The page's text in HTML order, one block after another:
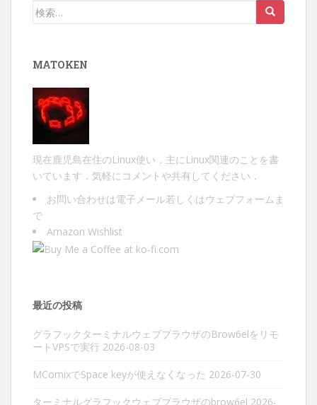
検
MATOKEN
現在鹿児島在住のLinux使い．主にLinux関連のことを書
いています．気軽にコメントや共有してください．
お問い合わせは電子メール若しくは ウェブフォーム ま
で
Amazon Wishlist
最近の投稿
グラフックターミナルウェブブラウザのBrow6elをリモ
ートVPSで実行 2026-08-03
MComixでSpace keyが使えなくなった 2026-07-30
ターミナルグラフックウェブブラウザのbrow6el 2026-